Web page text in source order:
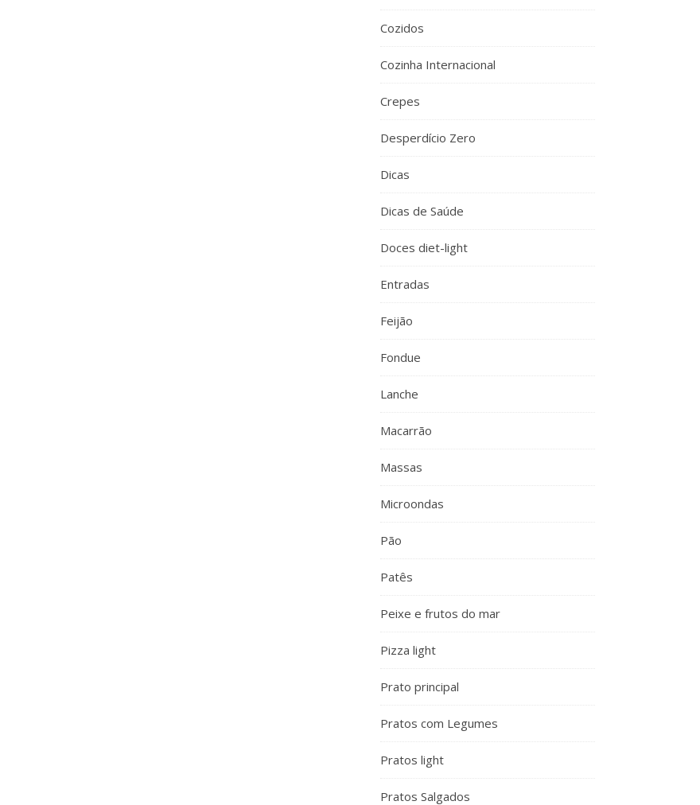
Cozidos
Cozinha Internacional
Crepes
Desperdício Zero
Dicas
Dicas de Saúde
Doces diet-light
Entradas
Feijão
Fondue
Lanche
Macarrão
Massas
Microondas
Pão
Patês
Peixe e frutos do mar
Pizza light
Prato principal
Pratos com Legumes
Pratos light
Pratos Salgados